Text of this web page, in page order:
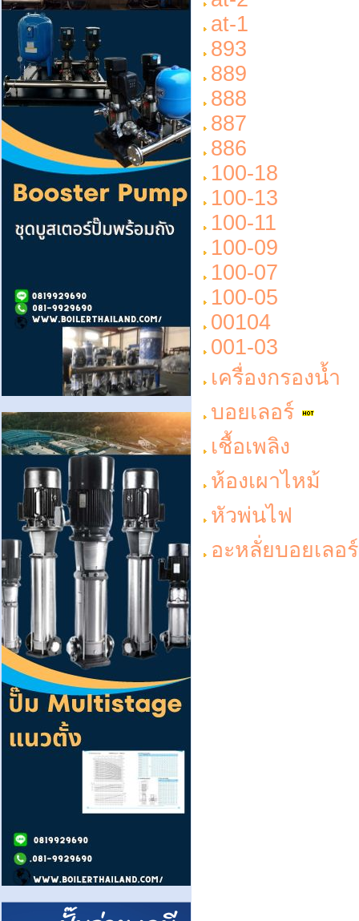
at-1
893
889
888
887
886
100-18
100-13
100-11
100-09
100-07
100-05
00104
001-03
เครื่องกรองน้ำ
บอยเลอร์
เชื้อเพลิง
ห้องเผาไหม้
หัวพ่นไฟ
อะหลั่ยบอยเลอร์